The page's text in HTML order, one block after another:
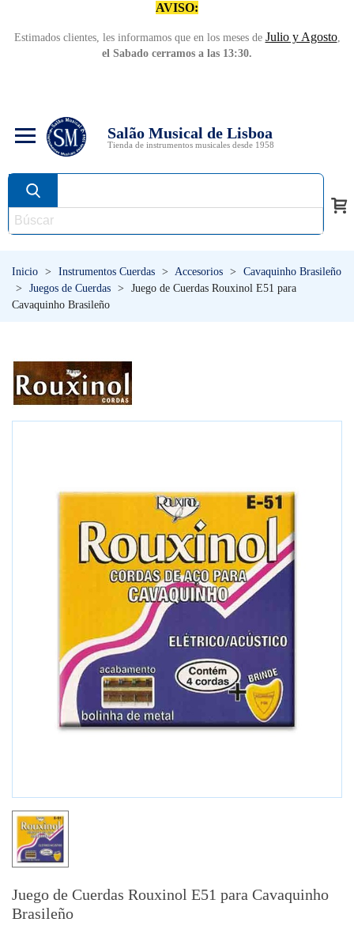
AVISO:
Estimados clientes, les informamos que en los meses de Julio y Agosto,
el Sabado cerramos a las 13:30.
Salão Musical de Lisboa
Tienda de instrumentos musicales desde 1958
Inicio > Instrumentos Cuerdas > Accesorios >
Cavaquinho Brasileño
>
Juegos de Cuerdas >
Juego de Cuerdas Rouxinol E51 para
Cavaquinho Brasileño
Juego de Cuerdas Rouxinol E51 para Cavaquinho
Brasileño